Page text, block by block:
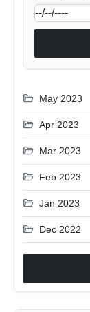
folder_open May 2023
folder_open Apr 2023
folder_open Mar 2023
folder_open Feb 2023
folder_open Jan 2023
folder_open Dec 2022